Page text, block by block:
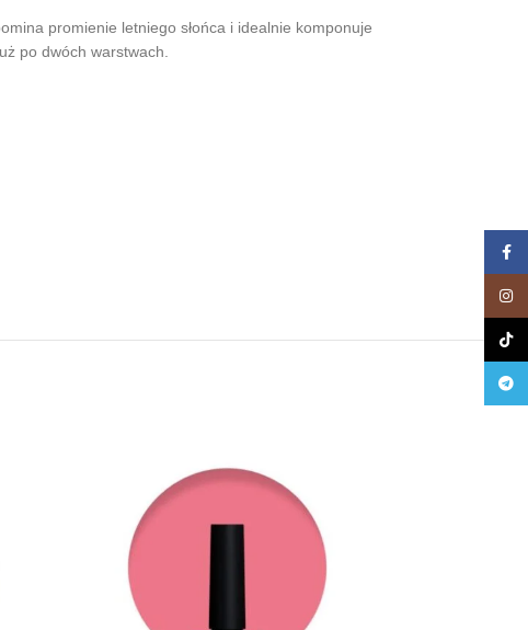
promienie letniego słońca i idealnie komponuje
po dwóch warstwach.